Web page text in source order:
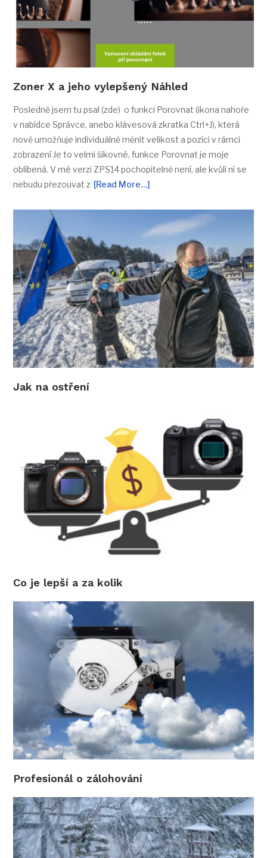
Zoner X a jeho vylepšený Náhled
Posledně jsem tu psal (zde) o funkci Porovnat (ikona nahoře
v nabídce Správce, anebo klávesová zkratka Ctrl+J), která
nově umožňuje individuálně měnit velikost a pozici v rámci
zobrazení Je to velmi šikovné, funkce Porovnat je moje
oblíbená. V mé verzi ZPS14 pochopitelně není, ale kvůli ní se
nebudu přezouvat z [Read More…]
Jak na ostření
Co je lepší a za kolik
Profesionál o zálohování